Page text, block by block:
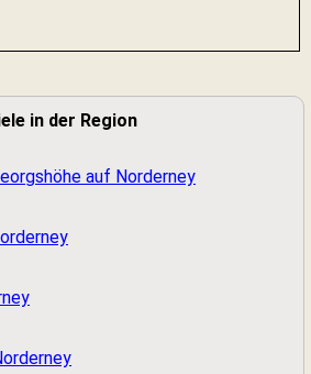
in der Region
auf Norderney